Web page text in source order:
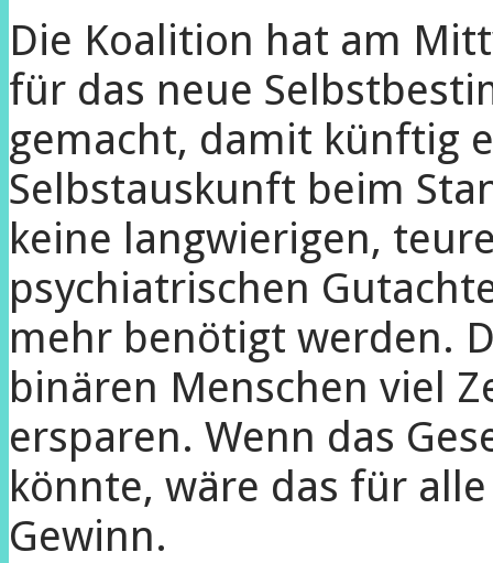
Die Koalition hat am
für das neue
gemacht, damit künftig
Selbstauskunft beim
keine langwierigen,
psychiatrischen
mehr benötigt werden.
binären Menschen viel
ersparen. Wenn das
könnte, wäre das für
Gewinn.